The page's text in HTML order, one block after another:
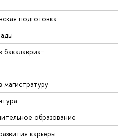
подготовка
бакалавриат
магистратуру
образование
карьеры